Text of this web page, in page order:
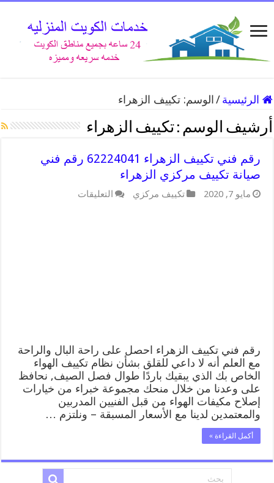
الرئيسية / الوسم:تكييف الزهراء
أرشيف الوسم :تكييف الزهراء
رقم فني تكييف الزهراء 62224041 رقم فني
صيانة تكييف مركزي الزهراء
مايو 7, 2020 تكييف مركزي التعليقات
رقم فني تكييف الزهراء احصل على راحة البال والراحة
مع العلم أنه لا داعي للقلق بشأن نظام تكييف الهواء
الخاص بك الذي يبقيك باردًا طوال فصل الصيف, نحافظ
على وعدنا من خلال منحك مجموعة خبراء من خيارات
إصلاح مكيفات الهواء من قبل الفنيين المدربين
والمعتمدين لدينا مع الأسعار المسبقة – ونلتزم …
أكمل القراءة »